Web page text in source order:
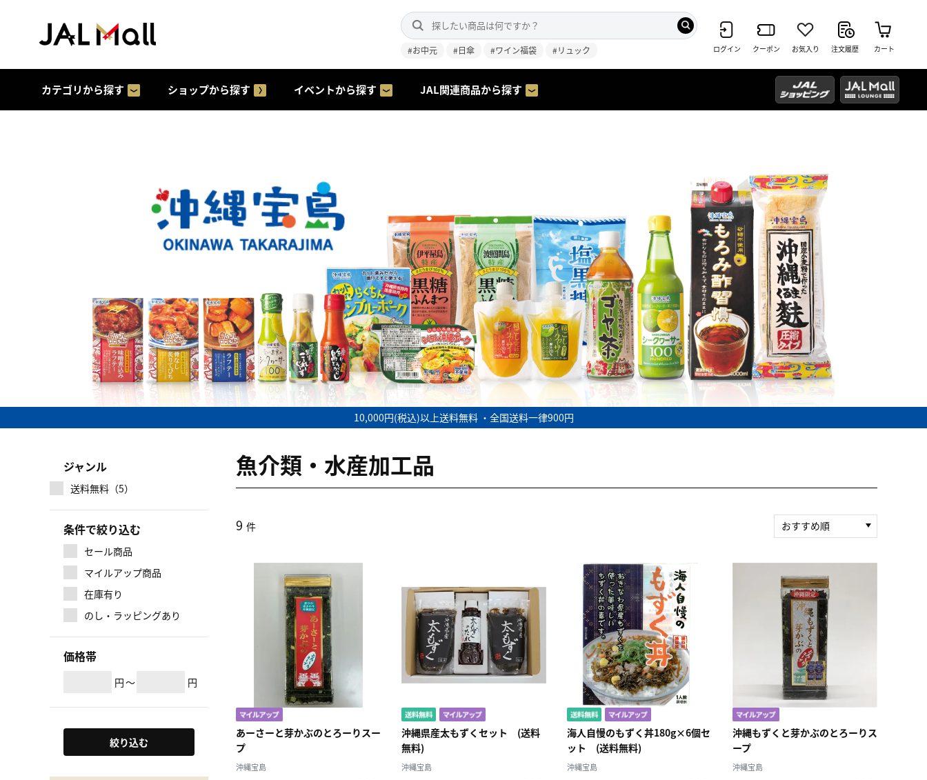
#お中元 #日傘 #ワイン福袋 #リュック ログイン クーポン お気入り 注文履歴 カート
カテゴリから探す ショップから探す イベントから探す JAL関連商品から探す
10,000円(税込)以上送料無料 ・全国送料一律900円
マイルアップ商品
条件で絞り込む
セール商品
在庫有り
のし・ラッピングあり
価格帯
円～ 円
ジャンル
送料無料（5）
絞り込む
魚介類・水産加工品
9 件
おすすめ順
積算マイル率（高い
順）
人気順
レビュー件数（多い
順）
レビュー評価（高い
順）
価格（安い順）
価格（高い順）
あーさーと芽かぶのとろーりスー
プ
沖縄宝島
沖縄県産太もずくセット (送料
無料)
沖縄宝島
海人自慢のもずく丼180g×6個セ
ット (送料無料)
沖縄宝島
沖縄もずくと芽かぶのとろーりス
ープ
沖縄宝島